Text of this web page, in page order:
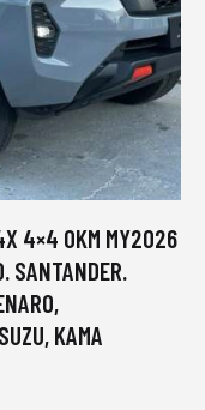
4×4 0KM MY2026
SANTANDER.
KAMA